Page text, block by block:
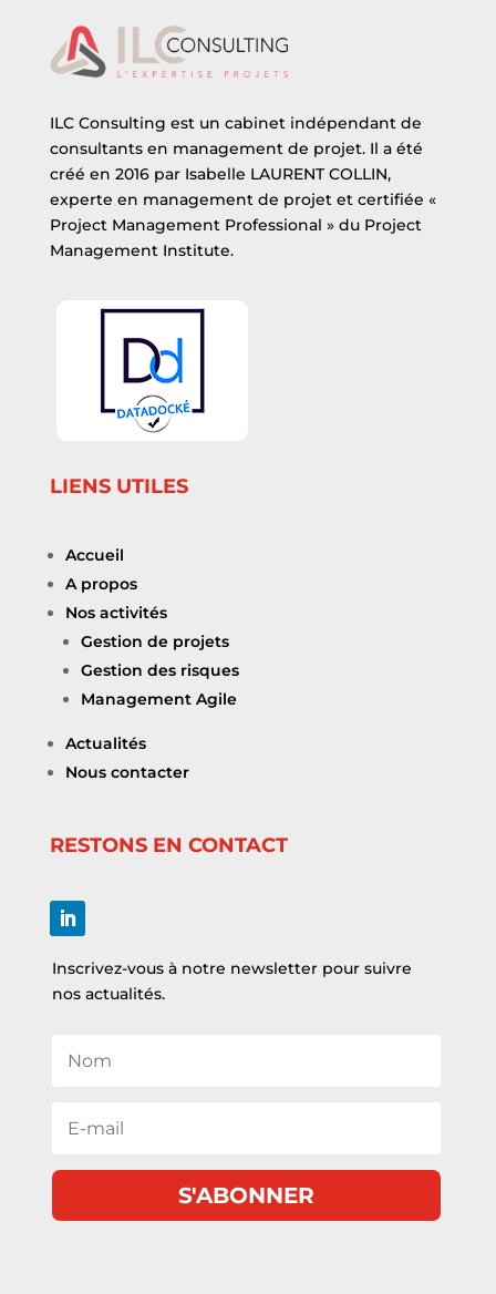
ILC Consulting est un cabinet indépendant de
consultants en management de projet. Il a été
créé en 2016 par Isabelle LAURENT COLLIN,
experte en management de projet et certifiée «
Project Management Professional » du Project
Management Institute.
LIENS UTILES
Accueil
A propos
Nos activités
Gestion de projets
Gestion des risques
Management Agile
Actualités
Nous contacter
RESTONS EN CONTACT
Inscrivez-vous à notre newsletter pour suivre
nos actualités.
S'ABONNER